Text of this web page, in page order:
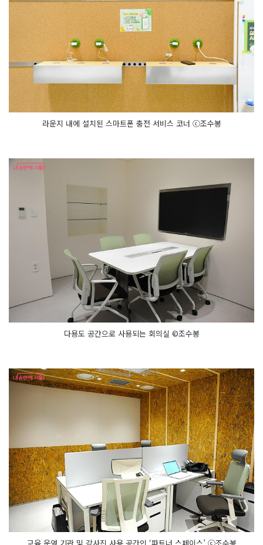
라운지 내에 설치된 스마트폰 충전 서비스 코너 ⓒ조수봉
다용도 공간으로 사용되는 회의실 ©조수봉